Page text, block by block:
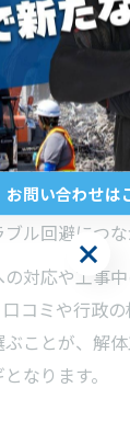
できるポイン
ら比較検討す
の内訳や追
事前に確認
不十分で、
ています。契
ル回避につな
の対応や工事
コミや行政
ことが、解
なります。
お問い合わせは
お問い合わせは